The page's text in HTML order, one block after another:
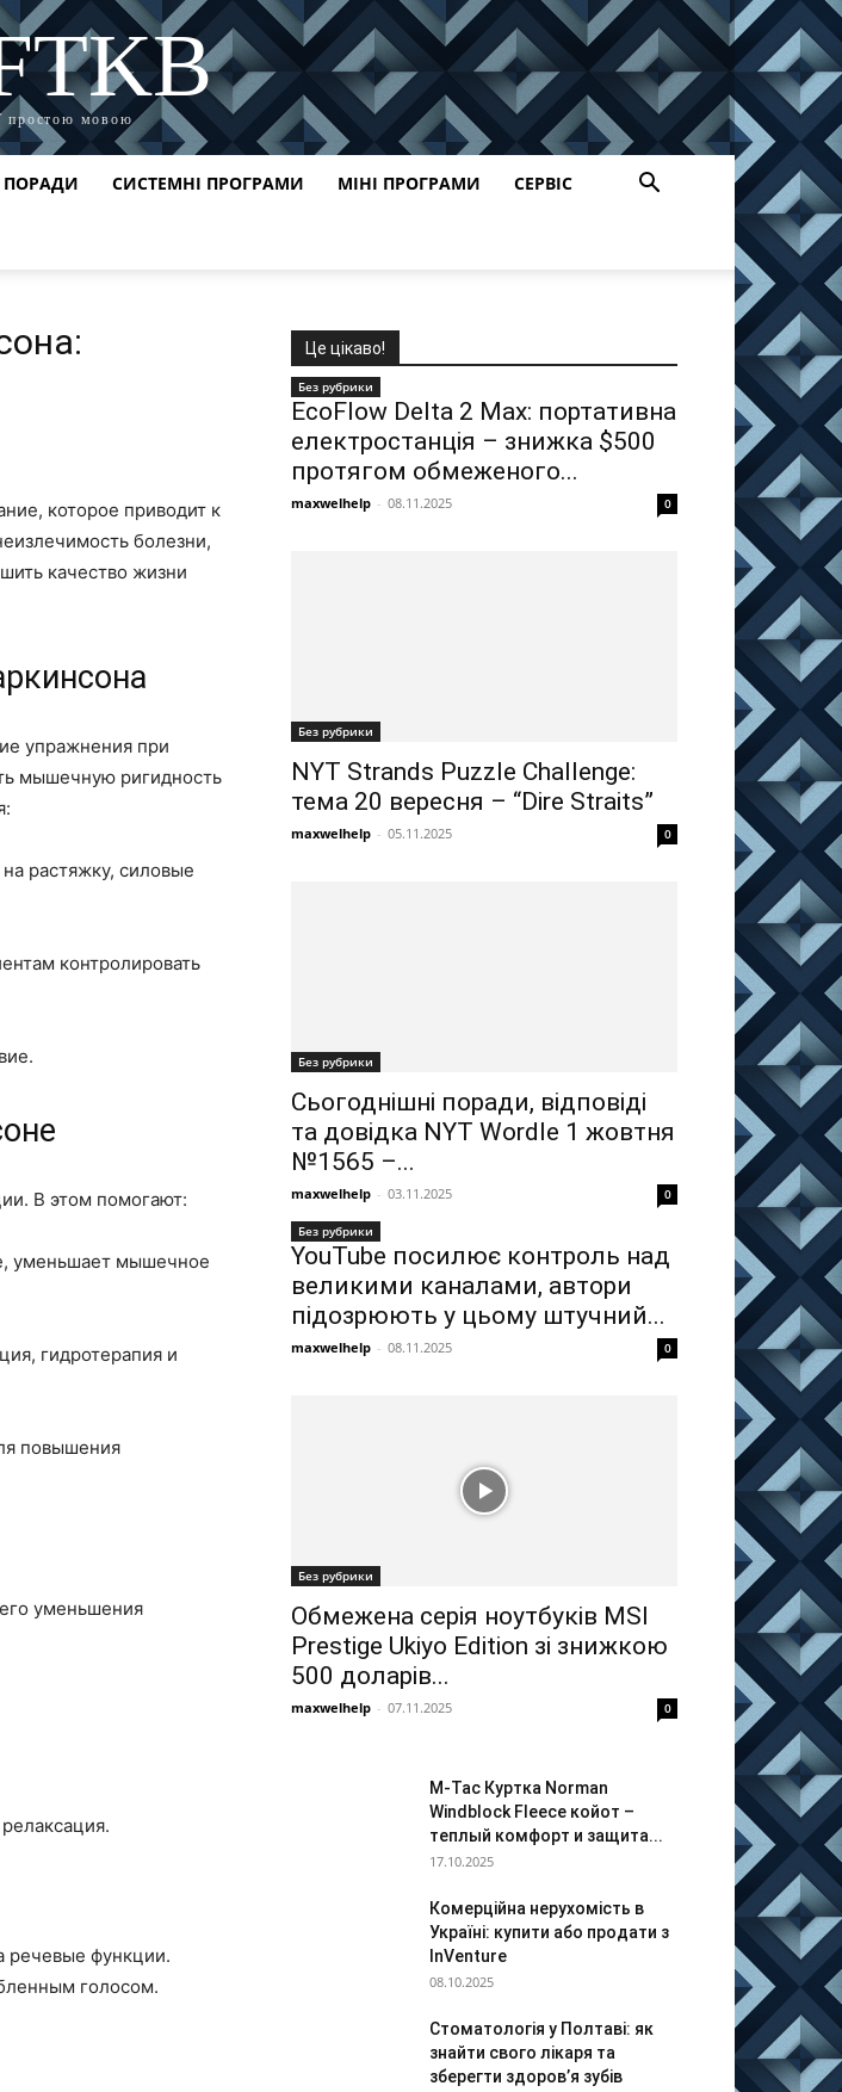
простою мовою
ПОРАДИ СИСТЕМНІ ПРОГРАМИ МІНІ ПРОГРАМИ СЕРВІС
которое приводит к
болезни,
качество жизни
упражнения при
мышечную ригидность
растяжку, силовые
контролировать
В этом помогают:
уменьшает мышечное
гидротерапия и
повышения
уменьшения
речевые функции.
голосом.
Це цікаво!
Без рубрики
EcoFlow Delta 2 Max: портативна
електростанція – знижка $500
протягом обмеженого...
maxwelhelp - 08.11.2025 0
Без рубрики
NYT Strands Puzzle Challenge:
тема 20 вересня – “Dire Straits”
maxwelhelp - 05.11.2025 0
Без рубрики
Сьогоднішні поради, відповіді
та довідка NYT Wordle 1 жовтня
№1565 –...
maxwelhelp - 03.11.2025 0
Без рубрики
YouTube посилює контроль над
великими каналами, автори
підозрюють у цьому штучний...
maxwelhelp - 08.11.2025 0
Без рубрики
Обмежена серія ноутбуків MSI
Prestige Ukiyo Edition зі знижкою
500 доларів...
maxwelhelp - 07.11.2025 0
M-Tac Куртка Norman
Windblock Fleece койот –
теплый комфорт и защита...
17.10.2025
Комерційна нерухомість в
Україні: купити або продати з
InVenture
08.10.2025
Стоматологія у Полтаві: як
знайти свого лікаря та
зберегти здоров’я зубів